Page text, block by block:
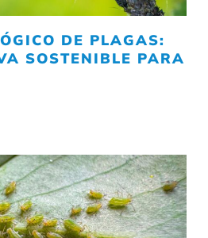
DE PLAGAS:
SOSTENIBLE PARA